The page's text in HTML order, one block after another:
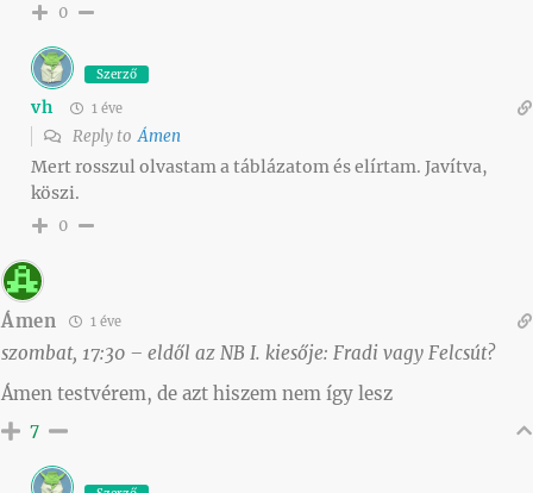
0
Szerző
vh 1 éve
Reply toÁmen
Mert rosszul olvastam a táblázatom és elírtam. Javítva,
köszi.
0
Ámen 1 éve
szombat, 17:30 – eldől az NB I. kiesője: Fradi vagy Felcsút?
Ámen testvérem, de azt hiszem nem így lesz
7